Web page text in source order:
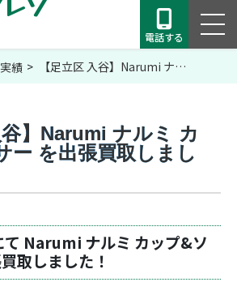
績 【足立区 入谷】Narumi ナ…
谷】Narumi ナルミ カ
ー を出張買取しまし
て Narumi ナルミ カップ&ソ
取しました！
電話する